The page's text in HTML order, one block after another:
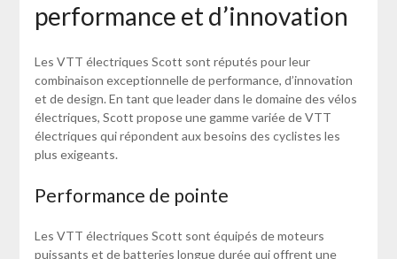
performance et d’innovation
Les VTT électriques Scott sont réputés pour leur
combinaison exceptionnelle de performance, d’innovation
et de design. En tant que leader dans le domaine des vélos
électriques, Scott propose une gamme variée de VTT
électriques qui répondent aux besoins des cyclistes les
plus exigeants.
Performance de pointe
Les VTT électriques Scott sont équipés de moteurs
puissants et de batteries longue durée qui offrent une